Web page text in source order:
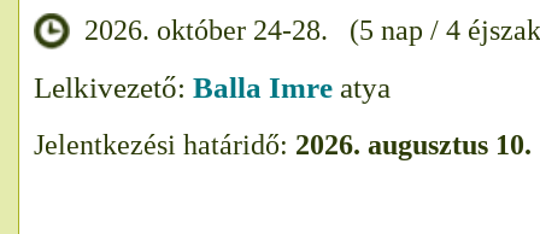
2026. október 24-28. (5 nap / 4
Lelkivezető: Balla Imre atya
Jelentkezési határidő: 2026. augusztus 10.